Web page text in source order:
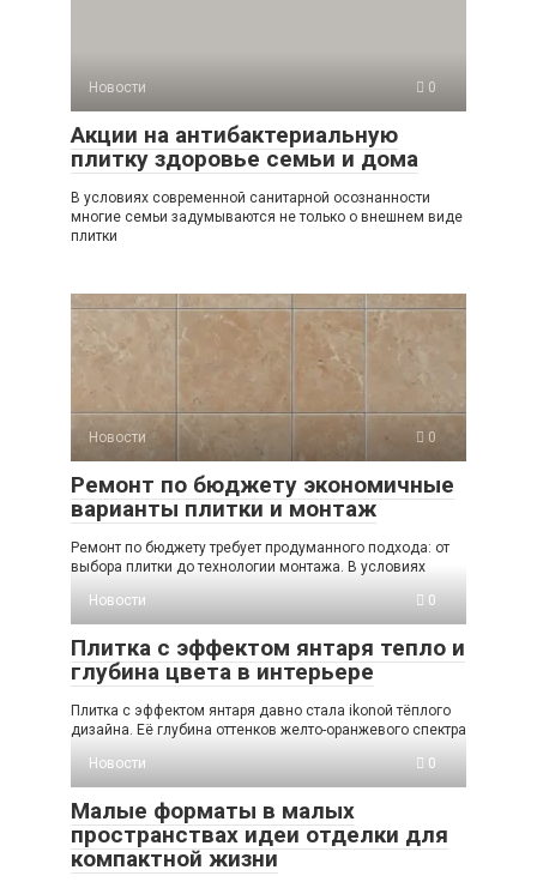
Новости 0
Акции на антибактериальную
плитку здоровье семьи и дома
В условиях современной санитарной осознанности
многие семьи задумываются не только о внешнем виде
плитки
Новости 0
Ремонт по бюджету экономичные
варианты плитки и монтаж
Ремонт по бюджету требует продуманного подхода: от
выбора плитки до технологии монтажа. В условиях
Новости
0
Плитка с эффектом янтаря тепло и
глубина цвета в интерьере
Плитка с эффектом янтаря давно стала ikonой тёплого
дизайна. Её глубина оттенков желто-оранжевого спектра
Новости
0
Малые форматы в малых
пространствах идеи отделки для
компактной жизни